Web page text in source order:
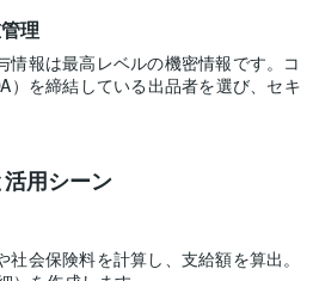
理
情報は最高レベルの機密情報です。コ
）を締結している出品者を選び、セキ
用シーン
会保険料を計算し、支給額を算出。